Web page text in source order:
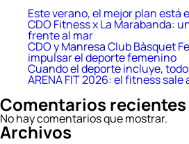
Este verano, el mejor plan está
CDO Fitness x La Marabanda:
frente al mar
CDO y Manresa Club Bàsquet
impulsar el deporte femenino
Cuando el deporte incluye,
ARENA FIT 2026: el fitness sale
Comentarios recientes
No hay comentarios que mostrar.
Archivos